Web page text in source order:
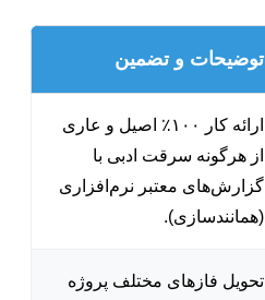
توضیحات و تضمین
ارائه کار ۱۰۰٪ اصیل و عاری
از هرگونه سرقت ادبی با
گزارش‌های معتبر نرم‌افزاری
(همانندسازی).
تحویل فازهای مختلف پروژه